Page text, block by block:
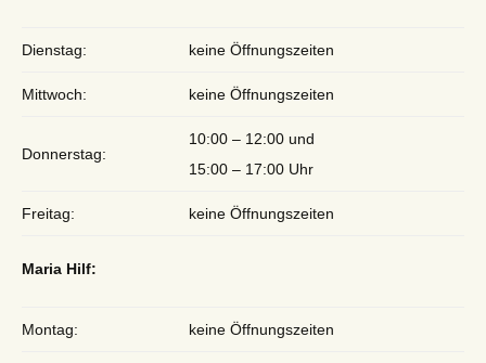
Dienstag: keine Öffnungszeiten
Mittwoch: keine Öffnungszeiten
Donnerstag:
10:00 – 12:00 und
15:00 – 17:00 Uhr
Freitag: keine Öffnungszeiten
Maria Hilf:
Montag: keine Öffnungszeiten